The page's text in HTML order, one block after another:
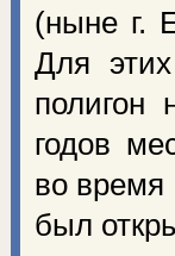
(ныне г.
Для
полигон
годов
во время
был